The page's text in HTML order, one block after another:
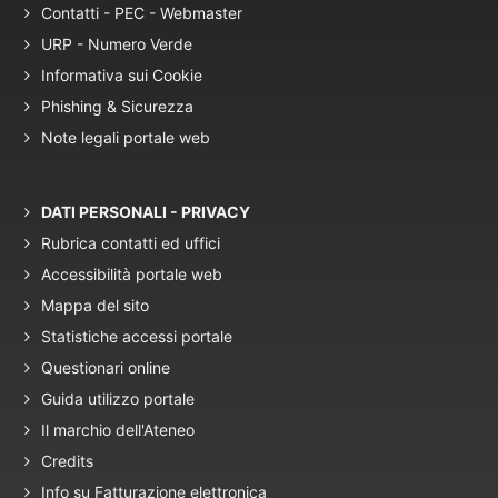
Contatti - PEC - Webmaster
URP - Numero Verde
Informativa sui Cookie
Phishing & Sicurezza
Note legali portale web
DATI PERSONALI - PRIVACY
Rubrica contatti ed uffici
Accessibilità portale web
Mappa del sito
Statistiche accessi portale
Questionari online
Guida utilizzo portale
Il marchio dell'Ateneo
Credits
Info su Fatturazione elettronica